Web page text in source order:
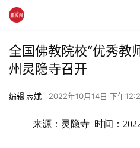
全国佛教院校“优秀教
州灵隐寺召开
编辑 志斌 2022年10月14日 下午
来源： 灵隐寺  时间：